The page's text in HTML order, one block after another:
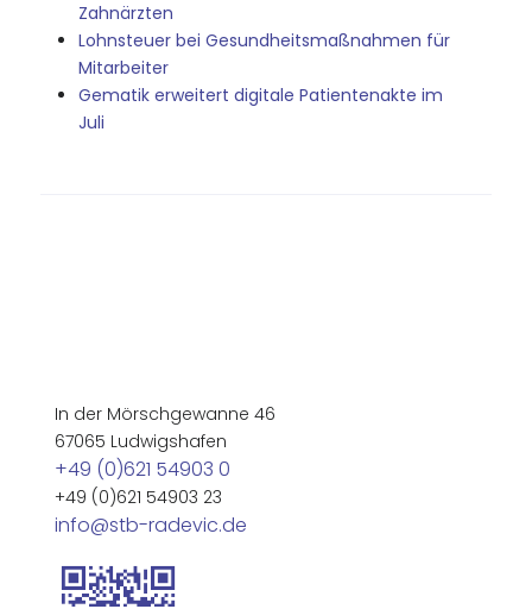
Zahnärzten
Lohnsteuer bei Gesundheitsmaßnahmen für
Mitarbeiter
Gematik erweitert digitale Patientenakte im
Juli
In der Mörschgewanne 46
67065 Ludwigshafen
+49 (0)621 54903 0
+49 (0)621 54903 23
info@stb-radevic.de